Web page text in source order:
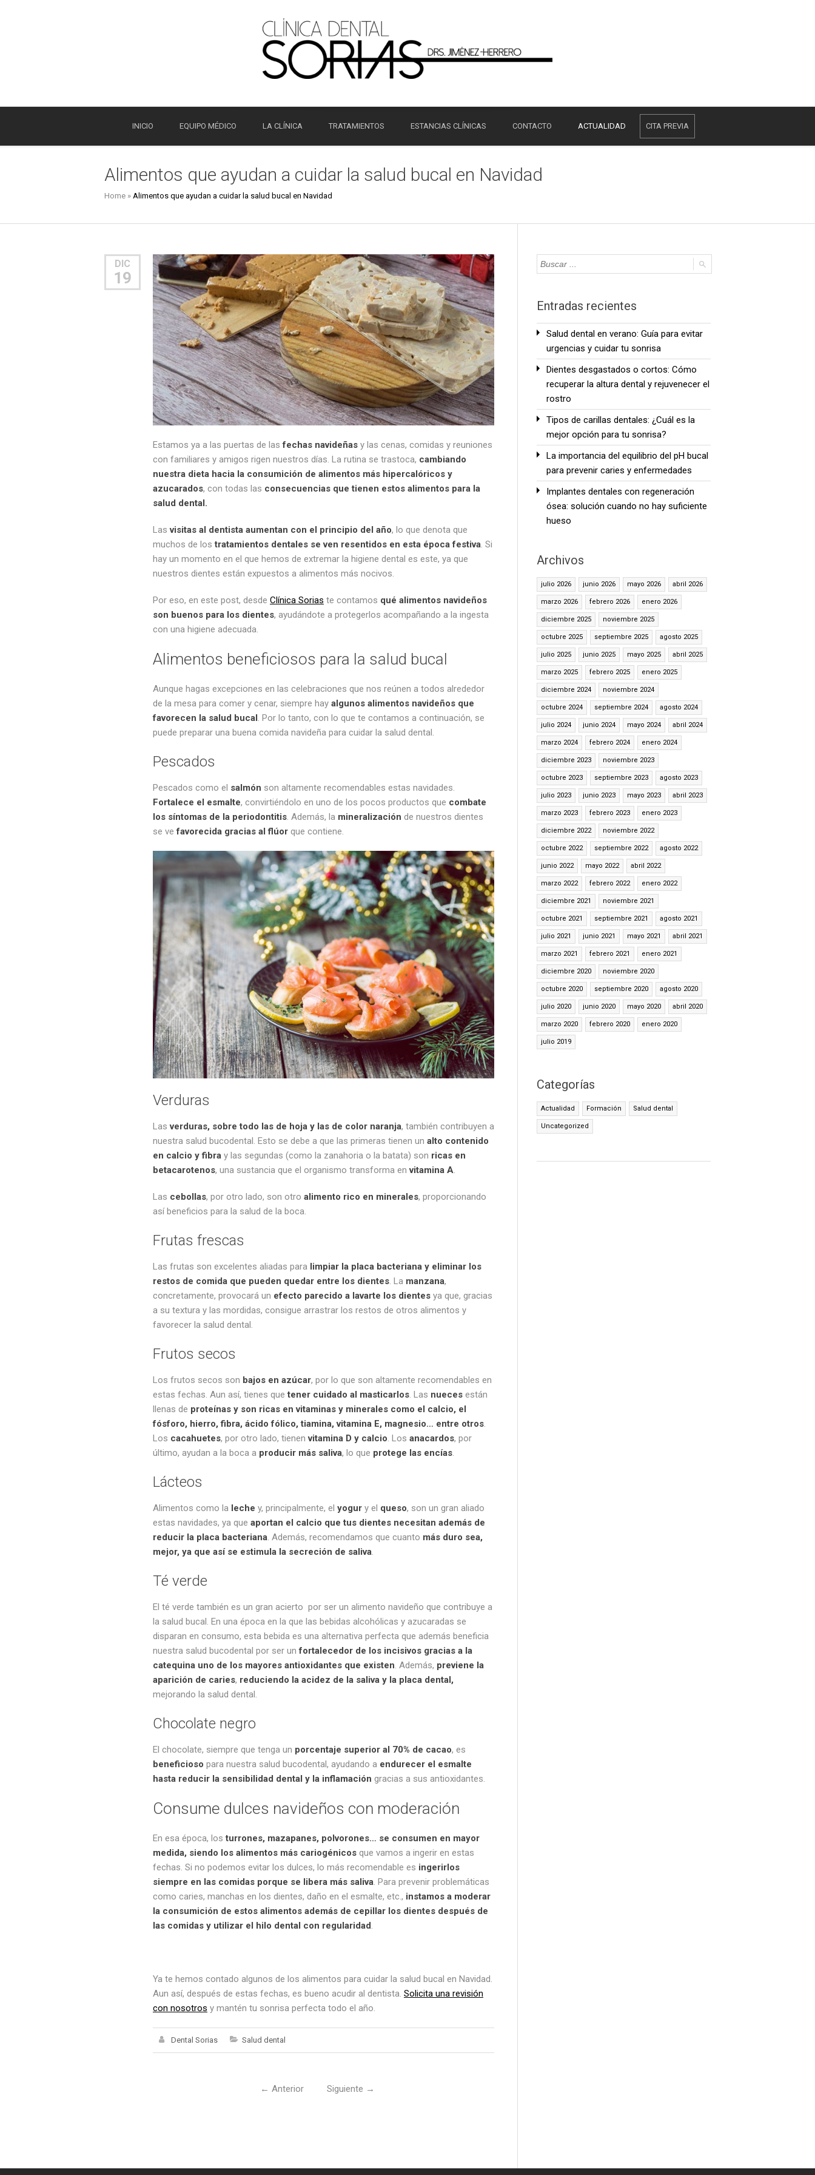
INICIO EQUIPO MÉDICO LA CLÍNICA TRATAMIENTOS ESTANCIAS CLÍNICAS CONTACTO ACTUALIDAD CITA PREVIA
Alimentos que ayudan a cuidar la salud bucal en Navidad
Home » Alimentos que ayudan a cuidar la salud bucal en Navidad
DIC
19
Estamos ya a las puertas de lasfechas navideñas y las cenas, comidas y reuniones
con familiares y amigos rigen nuestros días. La rutina se trastoca, cambiando
nuestra dieta hacia la consumición de alimentos más hipercalóricos y
azucarados, con todas las consecuencias que tienen estos alimentos para la
salud dental.
Lasvisitas al dentista aumentan con el principio del año, lo que denota que
muchos de lostratamientos dentales se ven resentidos en esta época festiva . Si
hay un momento en el que hemos de extremar la higiene dental es este, ya que
nuestros dientes están expuestos a alimentos más nocivos.
Por eso, en este post, desde Clínica Sorias te contamos qué alimentos navideños
son buenos para los dientes, ayudándote a protegerlos acompañando a la ingesta
con una higiene adecuada.
Alimentos beneficiosos para la salud bucal
Aunque hagas excepciones en las celebraciones que nos reúnen a todos alrededor
de la mesa para comer y cenar, siempre hay algunos alimentos navideños que
favorecen la salud bucal . Por lo tanto, con lo que te contamos a continuación, se
puede preparar una buena comida navideña para cuidar la salud dental.
Pescados
Pescados como el salmón son altamente recomendables estas navidades.
Fortalece el esmalte, convirtiéndolo en uno de los pocos productos que combate
los síntomas de la periodontitis . Además, la mineralización de nuestros dientes
se vefavorecida gracias al flúor que contiene.
Verduras
Lasverduras, sobre todo las de hoja y las de color naranja, también contribuyen a
nuestra salud bucodental. Esto se debe a que las primeras tienen un alto contenido
en calcio y fibra y las segundas (como la zanahoria o la batata) son ricas en
betacarotenos, una sustancia que el organismo transforma envitamina A.
Las cebollas, por otro lado, son otro alimento rico en minerales, proporcionando
así beneficios para la salud de la boca.
Frutas frescas
Las frutas son excelentes aliadas para limpiar la placa bacteriana y eliminar los
restos de comida que pueden quedar entre los dientes. La manzana,
concretamente, provocará un efecto parecido a lavarte los dientes ya que, gracias
a su textura y las mordidas, consigue arrastrar los restos de otros alimentos y
favorecer la salud dental.
Frutos secos
Los frutos secos son bajos en azúcar, por lo que son altamente recomendables en
estas fechas. Aun así, tienes quetener cuidado al masticarlos. Las nueces están
llenas de proteínas y son ricas en vitaminas y minerales como el calcio, el
fósforo, hierro, fibra, ácido fólico, tiamina, vitamina E, magnesio… entre otros.
Los cacahuetes, por otro lado, tienen vitamina D y calcio. Los anacardos, por
último, ayudan a la boca a producir más saliva, lo que protege las encías.
Lácteos
Alimentos como la leche y, principalmente, el yogur y el queso, son un gran aliado
estas navidades, ya que aportan el calcio que tus dientes necesitan además de
reducir la placa bacteriana. Además, recomendamos que cuanto más duro sea,
mejor, ya que así se estimula la secreción de saliva.
Té verde
El té verde también es un gran acierto por ser un alimento navideño que contribuye a
la salud bucal. En una época en la que las bebidas alcohólicas y azucaradas se
disparan en consumo, esta bebida es una alternativa perfecta que además beneficia
nuestra salud bucodental por ser unfortalecedor de los incisivos gracias a la
catequina uno de los mayores antioxidantes que existen. Además, previene la
aparición de caries, reduciendo la acidez de la saliva y la placa dental,
mejorando la salud dental.
Chocolate negro
El chocolate, siempre que tenga un porcentaje superior al 70% de cacao, es
beneficioso para nuestra salud bucodental, ayudando a endurecer el esmalte
hasta reducir la sensibilidad dental y la inflamación gracias a sus antioxidantes.
Consume dulces navideños con moderación
En esa época, losturrones, mazapanes, polvorones… se consumen en mayor
medida, siendo los alimentos más cariogénicos que vamos a ingerir en estas
fechas. Si no podemos evitar los dulces, lo más recomendable es ingerirlos
siempre en las comidas porque se libera más saliva. Para prevenir problemáticas
como caries, manchas en los dientes, daño en el esmalte, etc., instamos a moderar
la consumición de estos alimentos además de cepillar los dientes después de
las comidas y utilizar el hilo dental con regularidad.
Ya te hemos contado algunos de los alimentos para cuidar la salud bucal en Navidad.
Aun así, después de estas fechas, es bueno acudir al dentista. Solicita una revisión
con nosotros y mantén tu sonrisa perfecta todo el año.
Dental Sorias Salud dental
← Anterior Siguiente →
Entradas recientes
Salud dental en verano: Guía para evitar
urgencias y cuidar tu sonrisa
Dientes desgastados o cortos: Cómo
recuperar la altura dental y rejuvenecer el
rostro
Tipos de carillas dentales: ¿Cuál es la
mejor opción para tu sonrisa?
La importancia del equilibrio del pH bucal
para prevenir caries y enfermedades
Implantes dentales con regeneración
ósea: solución cuando no hay suficiente
hueso
Archivos
julio 2026 junio 2026 mayo 2026 abril 2026
marzo 2026 febrero 2026 enero 2026
diciembre 2025 noviembre 2025
octubre 2025 septiembre 2025 agosto 2025
julio 2025 junio 2025 mayo 2025 abril 2025
marzo 2025 febrero 2025 enero 2025
diciembre 2024 noviembre 2024
octubre 2024 septiembre 2024 agosto 2024
julio 2024 junio 2024 mayo 2024 abril 2024
marzo 2024 febrero 2024 enero 2024
diciembre 2023 noviembre 2023
octubre 2023 septiembre 2023 agosto 2023
julio 2023 junio 2023 mayo 2023 abril 2023
marzo 2023 febrero 2023 enero 2023
diciembre 2022 noviembre 2022
octubre 2022 septiembre 2022 agosto 2022
junio 2022 mayo 2022 abril 2022
marzo 2022 febrero 2022 enero 2022
diciembre 2021 noviembre 2021
octubre 2021 septiembre 2021 agosto 2021
julio 2021 junio 2021 mayo 2021 abril 2021
marzo 2021 febrero 2021 enero 2021
diciembre 2020 noviembre 2020
octubre 2020 septiembre 2020 agosto 2020
julio 2020 junio 2020 mayo 2020 abril 2020
marzo 2020 febrero 2020 enero 2020
julio 2019
Categorías
Actualidad Formación Salud dental
Uncategorized